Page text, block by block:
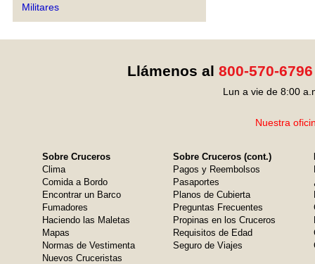
Militares
Llámenos al 800-570-6796
Lun a vie de 8:00
Nuestra
Sobre Cruceros
Clima
Comida a Bordo
Encontrar un Barco
Fumadores
Haciendo las Maletas
Mapas
Normas de Vestimenta
Nuevos Cruceristas
Sobre Cruceros (cont.)
Pagos y Reembolsos
Pasaportes
Planos de Cubierta
Preguntas Frecuentes
Propinas en los Cruceros
Requisitos de Edad
Seguro de Viajes